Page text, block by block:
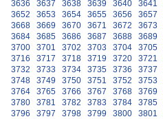
3636
3637 3638 3639 3640 3641
3652
3653 3654 3655 3656 3657
3668
3669 3670 3671 3672 3673
3684
3685 3686 3687 3688 3689
3700
3701 3702 3703 3704 3705
3716
3717 3718 3719 3720 3721
3732
3733 3734 3735 3736 3737
3748
3749 3750 3751 3752 3753
3764
3765 3766 3767 3768 3769
3780
3781 3782 3783 3784 3785
3796
3797 3798 3799 3800 3801